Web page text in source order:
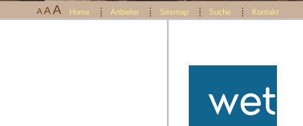
AAA Home Anbieter Sitemap Suche Kontakt